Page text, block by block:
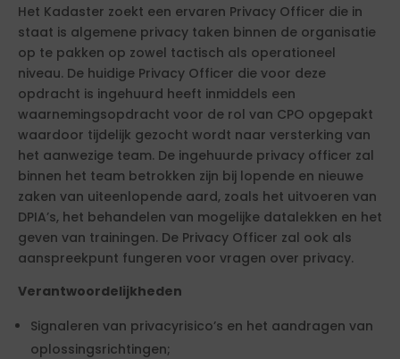
Het Kadaster zoekt een ervaren Privacy Officer die in
staat is algemene privacy taken binnen de organisatie
op te pakken op zowel tactisch als operationeel
niveau. De huidige Privacy Officer die voor deze
opdracht is ingehuurd heeft inmiddels een
waarnemingsopdracht voor de rol van CPO opgepakt
waardoor tijdelijk gezocht wordt naar versterking van
het aanwezige team. De ingehuurde privacy officer zal
binnen het team betrokken zijn bij lopende en nieuwe
zaken van uiteenlopende aard, zoals het uitvoeren van
DPIA’s, het behandelen van mogelijke datalekken en het
geven van trainingen. De Privacy Officer zal ook als
aanspreekpunt fungeren voor vragen over privacy.
Verantwoordelijkheden
Signaleren van privacyrisico’s en het aandragen van
oplossingsrichtingen;